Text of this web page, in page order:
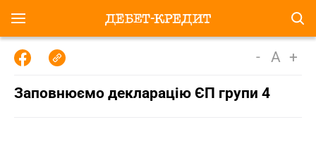
- A +
Заповнюємо декларацію ЄП групи 4